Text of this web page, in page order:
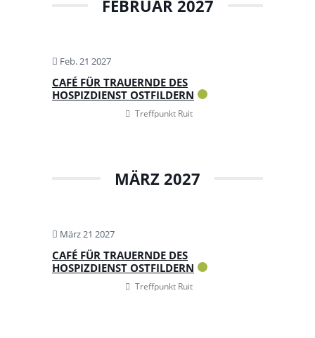
FEBRUAR 2027
Feb. 21 2027
CAFÉ FÜR TRAUERNDE DES
HOSPIZDIENST OSTFILDERN
Treffpunkt Ruit
MÄRZ 2027
März 21 2027
CAFÉ FÜR TRAUERNDE DES
HOSPIZDIENST OSTFILDERN
Treffpunkt Ruit